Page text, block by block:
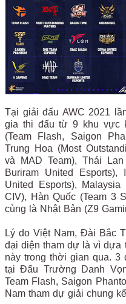
Tại giải đấu AWC 2021
gia thi đấu từ 9 khu vực
(Team Flash, Saigon
Trung Hoa (Most
và MAD Team), Thái
Buriram United Esports),
United Esports), Malaysia
CIV), Hàn Quốc (Team 3
cùng là Nhật Bản (Z9
Lý do Việt Nam, Đài Bắc
đại diện tham dự là vì dựa
này trong thời gian qua. 3
tại Đấu Trường Danh
Team Flash, Saigon
Nam tham dự giải chung